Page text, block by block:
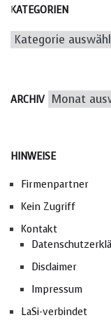
KATEGORIEN
Kategorien
ARCHIV Archiv
HINWEISE
Firmenpartner
Kein Zugriff
Kontakt
Disclaimer
Impressum
LaSi-verbindet